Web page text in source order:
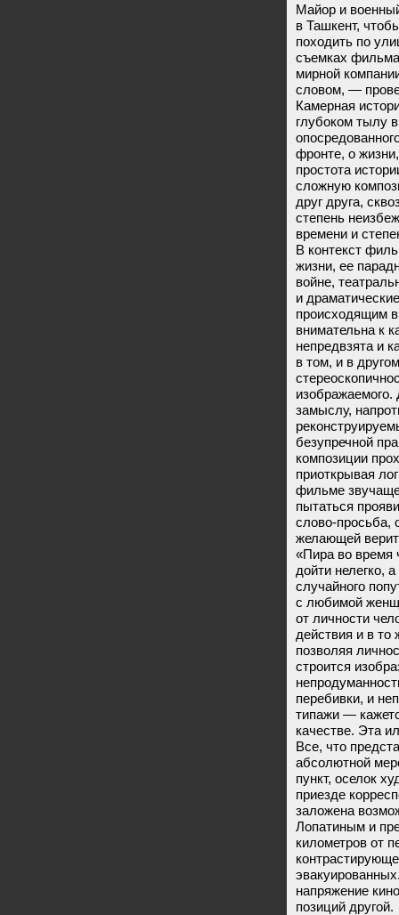
Майор и
в Ташкент,
походить по
съемках фильма
мирной
словом, —
Камерная
глубоком тылу
фронте, о
простота
сложную
друг друга,
степень
времени и
В контекст
жизни, ее
войне,
и
происходящим
внимательна к
непредвзята и
в том, и в
изображаемого.
замыслу,
безупречной
композиции
приоткрывая
фильме
пытаться
слово-просьба,
желающей
«Пира во время
дойти нелегко,
случайного
с любимой
от личности
действия и в
позволяя
строится
перебивки, и
типажи —
качестве. Эта
Все, что
абсолютной
пункт, оселок
приезде
заложена
Лопатиным и
километров от
напряжение
позиций другой.